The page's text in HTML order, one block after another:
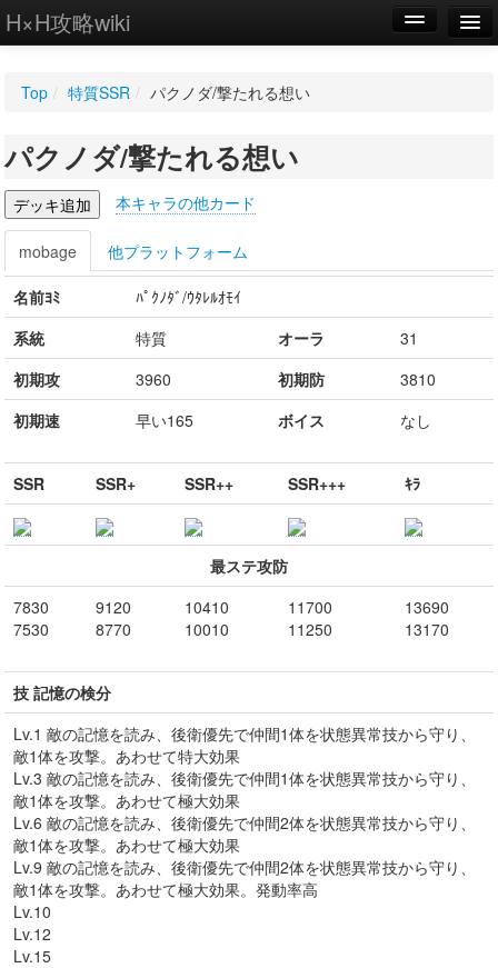
H×H攻略wiki
WIKI
設定
Top / 特質SSR / パクノダ/撃たれる想い
パクノダ/撃たれる想い
本キャラの他カード
mobage 他プラットフォーム
名前ﾖﾐ
ﾊﾟｸﾉﾀﾞ/ｳﾀﾚﾙｵﾓｲ
系統
特質 オーラ
31
初期攻
3960 初期防
3810
初期速
早い165 ボイス なし
SSR SSR+ SSR++ SSR+++ ｷﾗ
最ステ攻防
7830
7530
9120
8770
10410
10010
11700
11250
13690
13170
技 記憶の検分
Lv.1 敵の記憶を読み、後衛優先で仲間1体を状態異常技から守り、
敵1体を攻撃。あわせて特大効果
Lv.3 敵の記憶を読み、後衛優先で仲間1体を状態異常技から守り、
敵1体を攻撃。あわせて極大効果
Lv.6 敵の記憶を読み、後衛優先で仲間2体を状態異常技から守り、
敵1体を攻撃。あわせて極大効果
Lv.9 敵の記憶を読み、後衛優先で仲間2体を状態異常技から守り、
敵1体を攻撃。あわせて極大効果。発動率高
Lv.10
Lv.12
Lv.15